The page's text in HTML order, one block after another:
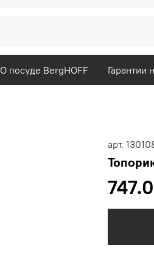
О посуде BergHOFF Гарантии
арт.